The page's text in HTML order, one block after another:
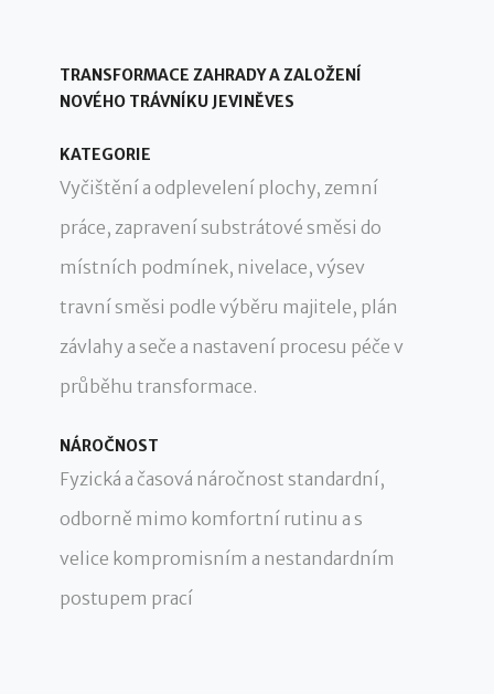
TRANSFORMACE ZAHRADY A ZALOŽENÍ
NOVÉHO TRÁVNÍKU JEVINĚVES
KATEGORIE
Vyčištění a odplevelení plochy, zemní
práce, zapravení substrátové směsi do
místních podmínek, nivelace, výsev
travní směsi podle výběru majitele, plán
závlahy a seče a nastavení procesu péče v
průběhu transformace.
NÁROČNOST
Fyzická a časová náročnost standardní,
odborně mimo komfortní rutinu a s
velice kompromisním a nestandardním
postupem prací